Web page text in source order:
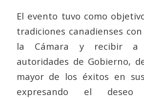
El evento tuvo como
tradiciones canadienses
la Cámara y recibir a
autoridades de Gobierno,
mayor de los éxitos en
expresando el